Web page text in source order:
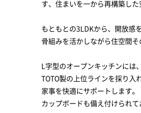
す、住まいを一から再構築した
もともとの3LDKから、開放感
骨組みを活かしながら住空間
L字型のオープンキッチンには
TOTO製の上位ラインを採り入
家事を快適にサポートします。
カップボードも備え付けられ